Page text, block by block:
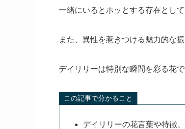
一緒にいるとホッとする存在とし
また、異性を惹きつける魅力的な
デイリリーは特別な瞬間を彩る花で
この記事で分かること
デイリリーの花言葉や特徴